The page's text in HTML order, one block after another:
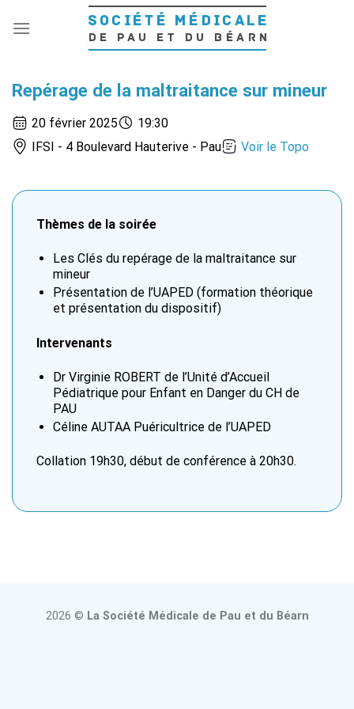
Repérage de la maltraitance sur mineur
20 février 2025
19:30
IFSI - 4 Boulevard Hauterive - Pau
Voir le Topo
Thèmes de la soirée
Les Clés du repérage de la maltraitance sur
mineur
Présentation de l’UAPED (formation théorique
et présentation du dispositif)
Intervenants
Dr Virginie ROBERT de l’Unité d’Accueil
Pédiatrique pour Enfant en Danger du CH de
PAU
Céline AUTAA Puéricultrice de l’UAPED
Collation 19h30, début de conférence à 20h30.
2026 © La Société Médicale de Pau et du Béarn